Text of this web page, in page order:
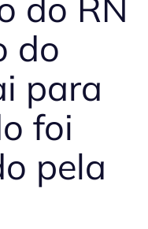
do
para
foi
pela